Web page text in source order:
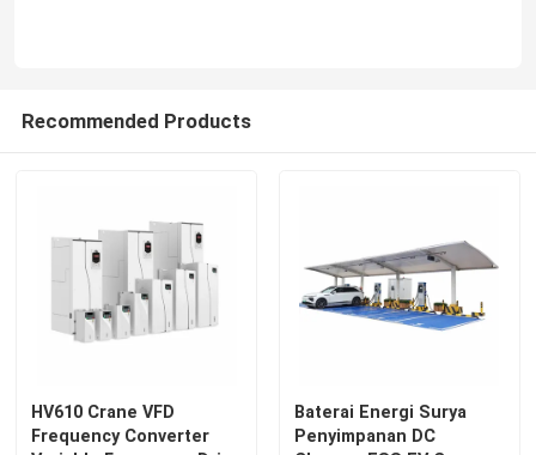
Recommended Products
HV610 Crane VFD
Frequency Converter
Baterai Energi Surya
Penyimpanan DC